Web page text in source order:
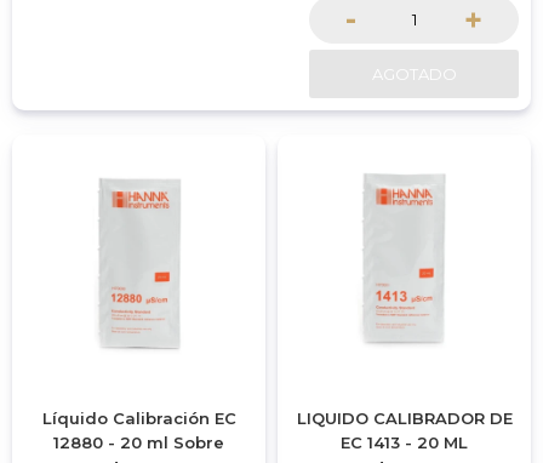
- +
AGOTADO
Líquido Calibración EC
12880 - 20 ml Sobre
LIQUIDO CALIBRADOR DE
EC 1413 - 20 ML